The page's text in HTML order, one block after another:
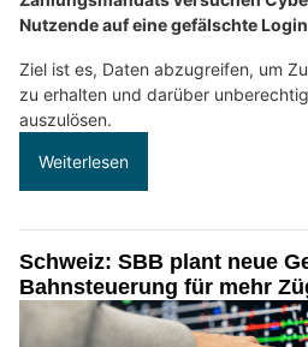
Nutzende auf eine gefälschte
Ziel ist es, Daten abzugreifen, um
zu erhalten und darüber
auszulösen.
Weiterlesen
Schweiz: SBB plant neue
Bahnsteuerung für mehr